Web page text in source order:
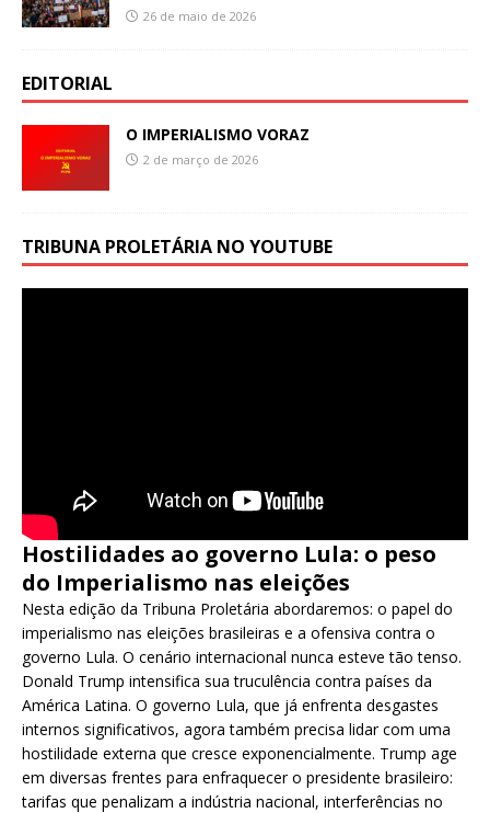
26 de maio de 2026
EDITORIAL
O IMPERIALISMO VORAZ
2 de março de 2026
TRIBUNA PROLETÁRIA NO YOUTUBE
Hostilidades ao governo Lula: o peso
do Imperialismo nas eleições
Nesta edição da Tribuna Proletária abordaremos: o papel do
imperialismo nas eleições brasileiras e a ofensiva contra o
governo Lula. O cenário internacional nunca esteve tão tenso.
Donald Trump intensifica sua truculência contra países da
América Latina. O governo Lula, que já enfrenta desgastes
internos significativos, agora também precisa lidar com uma
hostilidade externa que cresce exponencialmente. Trump age
em diversas frentes para enfraquecer o presidente brasileiro:
tarifas que penalizam a indústria nacional, interferências no